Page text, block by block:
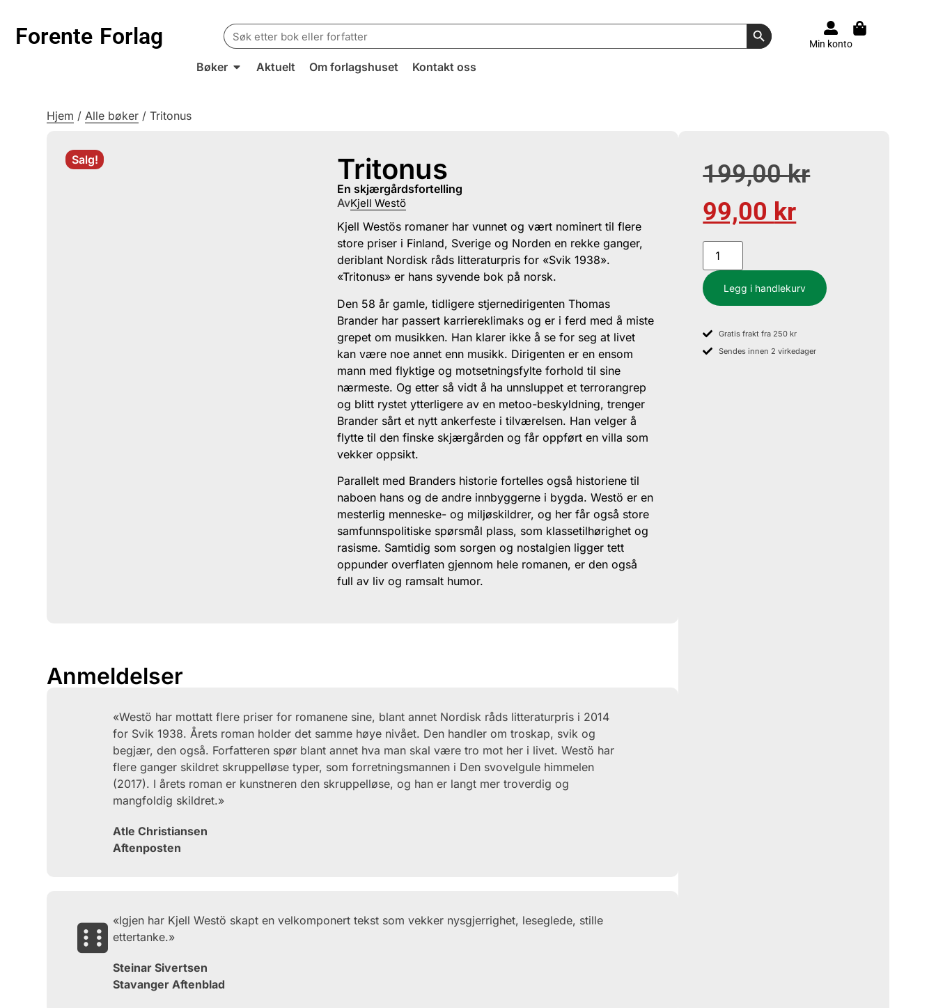
Forente Forlag
Search
for:
Search Button
Min konto
Bøker Aktuelt Om forlagshuset Kontakt oss
Hjem /Alle bøker /Tritonus
Salg! Tritonus
en skjærgårdsfortelling
AvKjell Westö
Kjell Westös romaner har vunnet og vært nominert til flere
store priser i Finland, Sverige og Norden en rekke ganger,
deriblant Nordisk råds litteraturpris for «Svik 1938».
«Tritonus» er hans syvende bok på norsk.
Den 58 år gamle, tidligere stjernedirigenten Thomas
Brander har passert karriereklimaks og er i ferd med å miste
grepet om musikken. Han klarer ikke å se for seg at livet
kan være noe annet enn musikk. Dirigenten er en ensom
mann med flyktige og motsetningsfylte forhold til sine
nærmeste. Og etter så vidt å ha unnsluppet et terrorangrep
og blitt rystet ytterligere av en metoo-beskyldning, trenger
Brander sårt et nytt ankerfeste i tilværelsen. Han velger å
flytte til den finske skjærgården og får oppført en villa som
vekker oppsikt.
Parallelt med Branders historie fortelles også historiene til
naboen hans og de andre innbyggerne i bygda. Westö er en
mesterlig menneske- og miljøskildrer, og her får også store
samfunnspolitiske spørsmål plass, som klassetilhørighet og
rasisme. Samtidig som sorgen og nostalgien ligger tett
oppunder overflaten gjennom hele romanen, er den også
full av liv og ramsalt humor.
Anmeldelser
«Westö har mottatt flere priser for romanene sine, blant annet Nordisk råds litteraturpris i 2014
for Svik 1938. Årets roman holder det samme høye nivået. Den handler om troskap, svik og
begjær, den også. Forfatteren spør blant annet hva man skal være tro mot her i livet. Westö har
flere ganger skildret skruppelløse typer, som forretningsmannen i Den svovelgule himmelen
(2017). I årets roman er kunstneren den skruppelløse, og han er langt mer troverdig og
mangfoldig skildret.»
Atle Christiansen
Aftenposten
«Igjen har Kjell Westö skapt en velkomponert tekst som vekker nysgjerrighet, leseglede, stille
ettertanke.»
Steinar Sivertsen
Stavanger Aftenblad
199,00kr
99,00 kr
Legg i handlekurv
Gratis frakt fra 250 kr
Sendes innen 2 virkedager